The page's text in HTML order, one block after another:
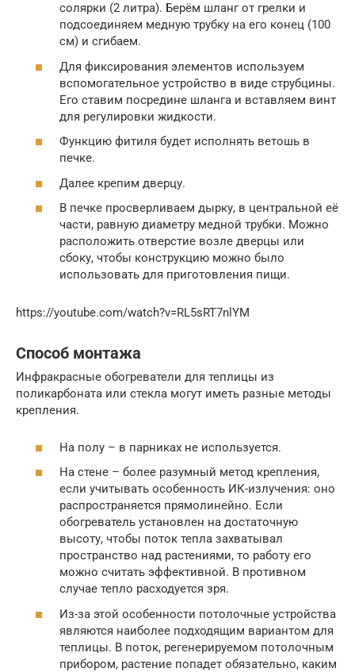
солярки (2 литра). Берём шланг от грелки и
подсоединяем медную трубку на его конец (100
см) и сгибаем.
Для фиксирования элементов используем
вспомогательное устройство в виде струбцины.
Его ставим посредине шланга и вставляем винт
для регулировки жидкости.
Функцию фитиля будет исполнять ветошь в
печке.
Далее крепим дверцу.
В печке просверливаем дырку, в центральной её
части, равную диаметру медной трубки. Можно
расположить отверстие возле дверцы или
сбоку, чтобы конструкцию можно было
использовать для приготовления пищи.
https://youtube.com/watch?v=RL5sRT7nlYM
Способ монтажа
Инфракрасные обогреватели для теплицы из
поликарбоната или стекла могут иметь разные методы
крепления.
На полу – в парниках не используется.
На стене – более разумный метод крепления,
если учитывать особенность ИК-излучения: оно
распространяется прямолинейно. Если
обогреватель установлен на достаточную
высоту, чтобы поток тепла захватывал
пространство над растениями, то работу его
можно считать эффективной. В противном
случае тепло расходуется зря.
Из-за этой особенности потолочные устройства
являются наиболее подходящим вариантом для
теплицы. В поток, регенерируемом потолочным
прибором, растение попадет обязательно, каким